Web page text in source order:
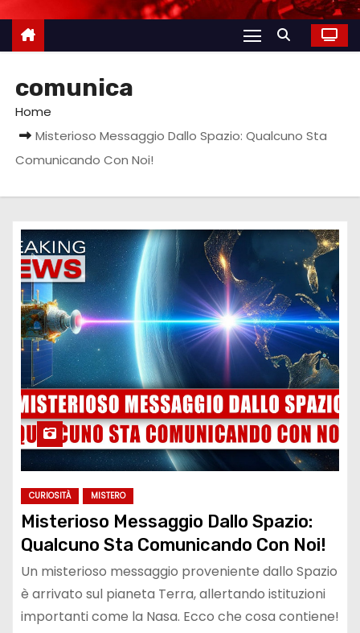
comunica
Home
Misterioso Messaggio Dallo Spazio: Qualcuno Sta
Comunicando Con Noi!
CURIOSITÀ MISTERO
Misterioso Messaggio Dallo Spazio:
Qualcuno Sta Comunicando Con Noi!
Un misterioso messaggio proveniente dallo Spazio
è arrivato sul pianeta Terra, allertando istituzioni
importanti come la Nasa. Ecco che cosa contiene!